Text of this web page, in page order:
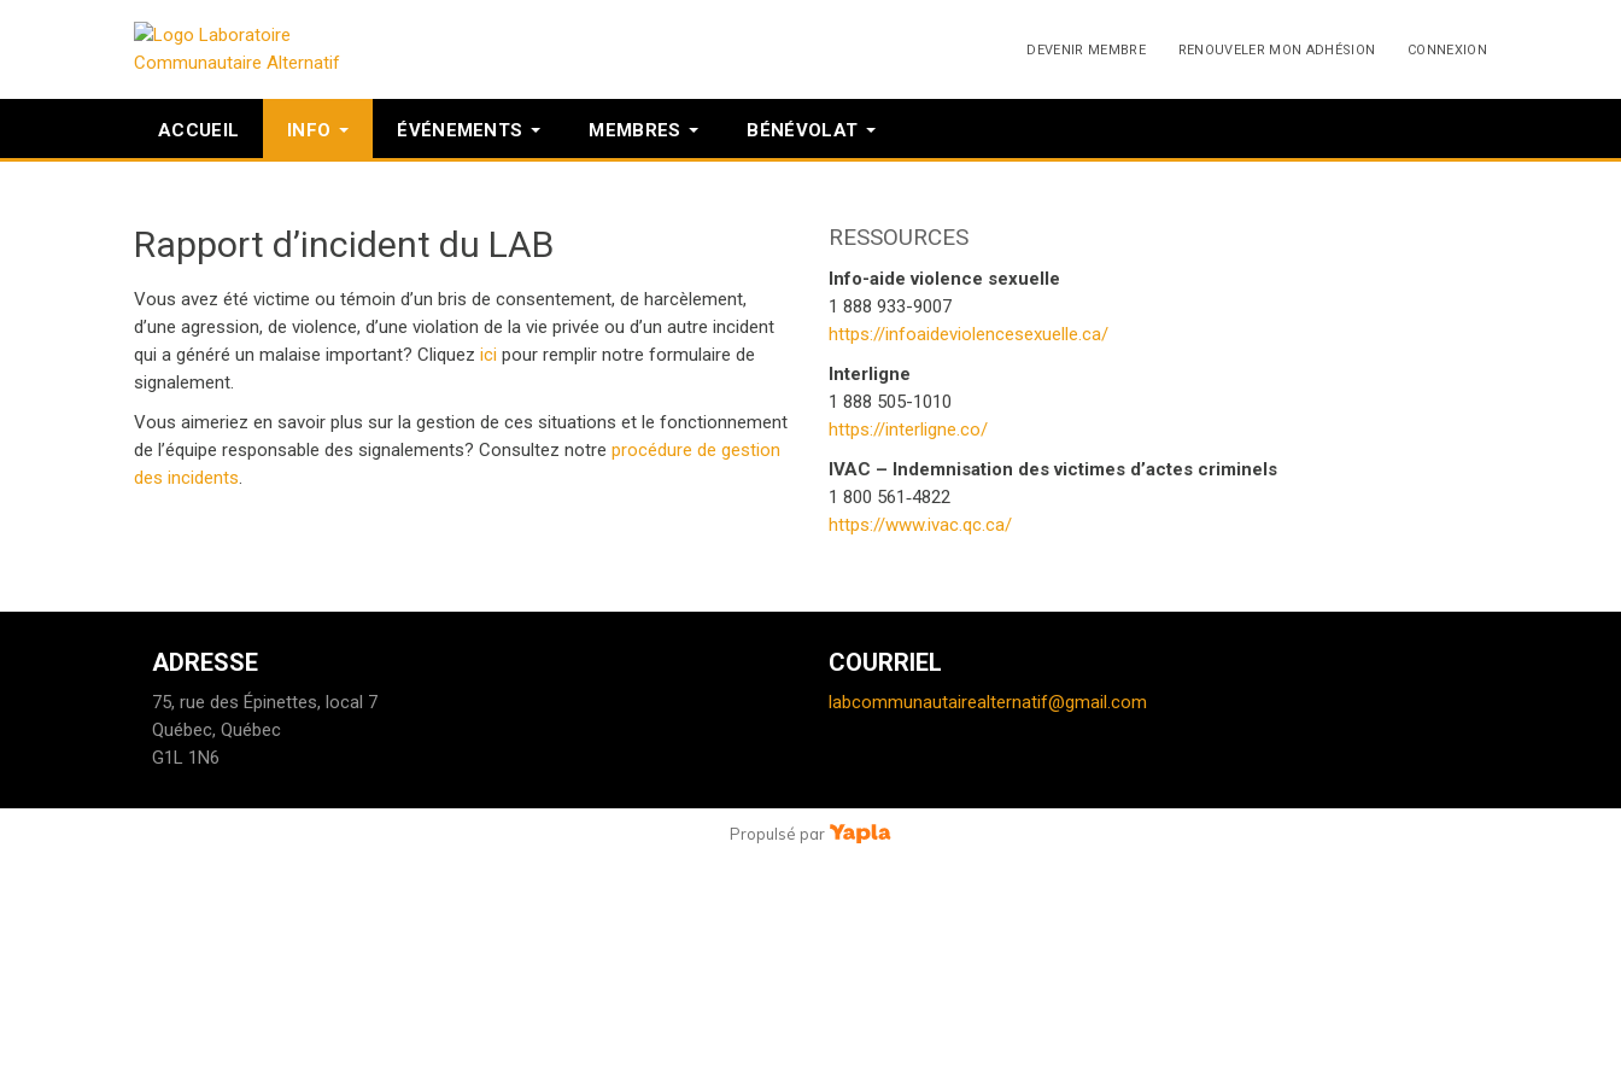
DEVENIR MEMBRE RENOUVELER MON ADHÉSION CONNEXION
ACCUEIL INFO ÉVÉNEMENTS MEMBRES BÉNÉVOLAT
Rapport d’incident du LAB
Vous avez été victime ou témoin d’un bris de consentement, de harcèlement,
d’une agression, de violence, d’une violation de la vie privée ou d’un autre incident
qui a généré un malaise important? Cliquez ici pour remplir notre formulaire de
signalement.
Vous aimeriez en savoir plus sur la gestion de ces situations et le fonctionnement
de l’équipe responsable des signalements? Consultez notre procédure de gestion
des incidents.
RESSOURCES
Info-aide violence sexuelle
1 888 933-9007
https://infoaideviolencesexuelle.ca/
Interligne
1 888 505-1010
https://interligne.co/
IVAC – Indemnisation des victimes d’actes criminels
1 800 561‑4822
https://www.ivac.qc.ca/
ADRESSE
75, rue des Épinettes, local 7
Québec, Québec
G1L 1N6
COURRIEL
labcommunautairealternatif@gmail.com
Propulsé par